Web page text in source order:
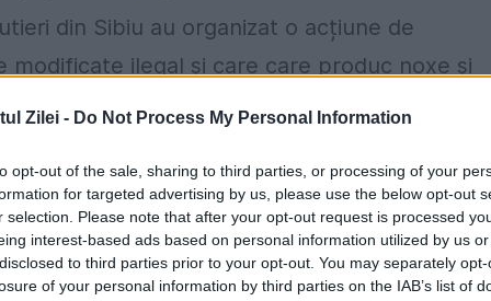
Zilei - Do Not Process My Personal Information
opt-out of the sale, sharing to third parties, or processing of your
for targeted advertising by us, please use the below opt-out
selection. Please note that after your opt-out request is processed
interest-based ads based on personal information utilized by us
to third parties prior to your opt-out. You may separately
of your personal information by third parties on the IAB’s list of
din Sibiu au organizat o acțiune de
modificate ilegal și care care produc noxe și
amendat patru șoferi pentru modificări
au primit sancțiuni contravenționale atât
modificările neomologate făcute la mașinile
le-a fost reținute, conformOra de